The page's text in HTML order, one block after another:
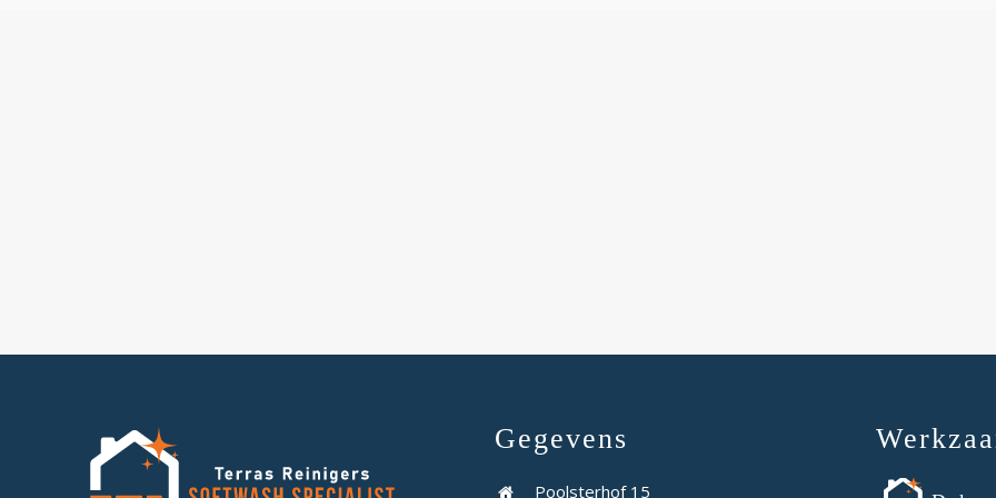
Gegevens
Poolsterhof 15